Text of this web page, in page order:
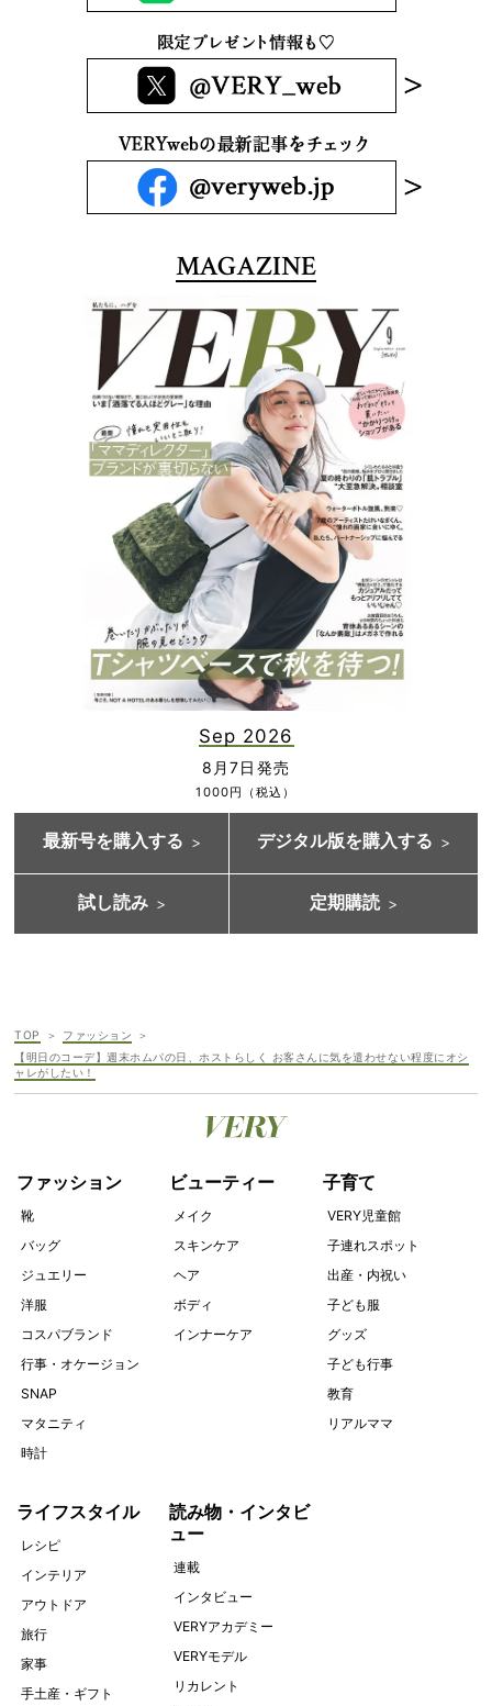
MAGAZINE
Sep 2026
8月7日発売
1000円（税込）
最新号を購入する デジタル版を購入する
試し読み 定期購読
TOP
ファッション
【明日のコーデ】週末ホムパの日、ホストらしく お客さんに気を遣わせない程度にオシ
ャレがしたい！
ファッション
靴
バッグ
ジュエリー
洋服
コスパブランド
行事・オケージョン
SNAP
マタニティ
時計
ビューティー
メイク
スキンケア
ヘア
ボディ
インナーケア
子育て
VERY児童館
子連れスポット
出産・内祝い
子ども服
グッズ
子ども行事
教育
リアルママ
ライフスタイル
レシピ
インテリア
アウトドア
旅行
家事
手土産・ギフト
読み物・インタビ
ュー
連載
インタビュー
VERYアカデミー
VERYモデル
リカレント